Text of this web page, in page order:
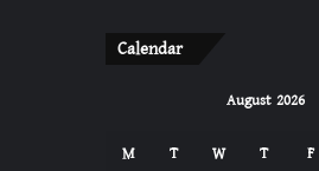
Calendar
August 2026
M T W T F